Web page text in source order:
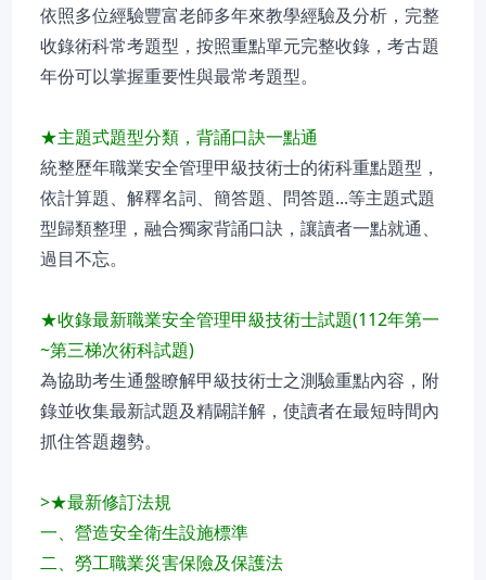
依照多位經驗豐富老師多年來教學經驗及分析，完整
收錄術科常考題型，按照重點單元完整收錄，考古題
年份可以掌握重要性與最常考題型。
★主題式題型分類，背誦口訣一點通
統整歷年職業安全管理甲級技術士的術科重點題型，
依計算題、解釋名詞、簡答題、問答題...等主題式題
型歸類整理，融合獨家背誦口訣，讓讀者一點就通、
過目不忘。
★收錄最新職業安全管理甲級技術士試題(112年第一
~第三梯次術科試題)
為協助考生通盤瞭解甲級技術士之測驗重點內容，附
錄並收集最新試題及精闢詳解，使讀者在最短時間內
抓住答題趨勢。
>★最新修訂法規
一、營造安全衛生設施標準
二、勞工職業災害保險及保護法